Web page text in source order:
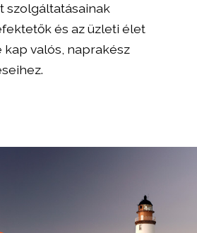
szolgáltatásainak
és az üzleti élet
valós, naprakész